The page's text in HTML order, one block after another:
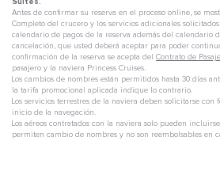
Antes de confirmar su reserva en el proceso online, se
Completo del crucero y los servicios adicionales
calendario de pagos de la reserva además del calendario
cancelación, que usted deberá aceptar para poder
confirmación de la reserva se acepta del Contrato de Pasaje
pasajero y la naviera Princess Cruises.
Los cambios de nombres están permitidos hasta 30 días
la tarifa promocional aplicada indique lo contrario.
Los servicios terrestres de la naviera deben solicitarse con
inicio de la navegación.
Los aéreos contratados con la naviera solo pueden
permiten cambio de nombres y no son reembolsables en